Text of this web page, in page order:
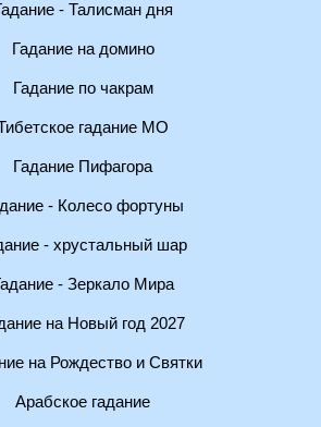
- Талисман дня
Гадание на домино
Гадание по чакрам
гадание МО
Гадание Пифагора
- Колесо фортуны
- хрустальный шар
- Зеркало Мира
на Новый год 2027
на Рождество и Святки
Арабское гадание